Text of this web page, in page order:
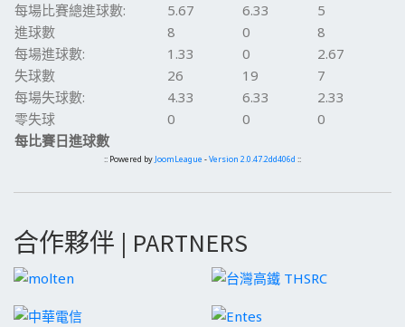
每場比賽總進球數:
5.67 6.33
5
進球數
8 0
8
每場進球數:
1.33 0
2.67
失球數
26 19
7
每場失球數:
4.33 6.33
2.33
零失球
0 0
0
每比賽日進球數
:: Powered by JoomLeague -Version 2.0.47.2dd406d ::
合作夥伴 | PARTNERS